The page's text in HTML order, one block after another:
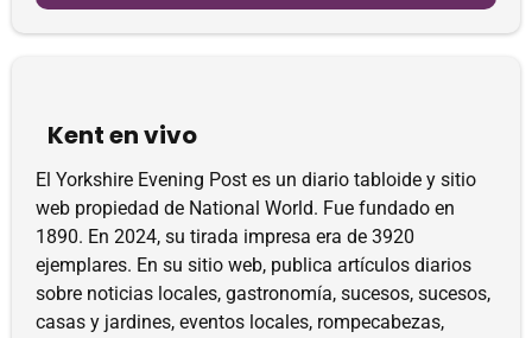
Kent en vivo
El Yorkshire Evening Post es un diario tabloide y sitio
web propiedad de National World. Fue fundado en
1890. En 2024, su tirada impresa era de 3920
ejemplares. En su sitio web, publica artículos diarios
sobre noticias locales, gastronomía, sucesos, sucesos,
casas y jardines, eventos locales, rompecabezas,